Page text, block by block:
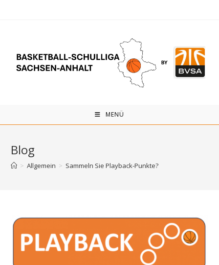
MENÜ
Blog
> Allgemein > Sammeln Sie Playback-Punkte?